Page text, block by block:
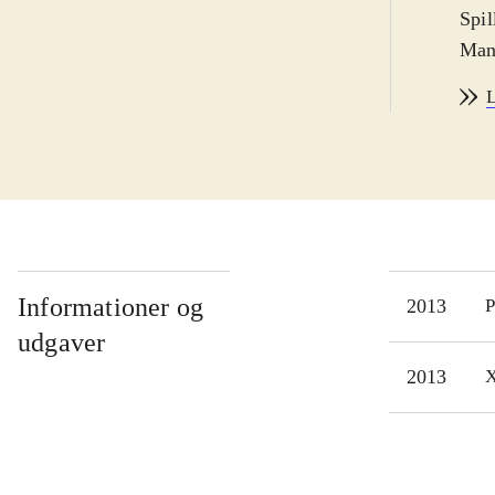
Informationer og
udgaver
2013
2013